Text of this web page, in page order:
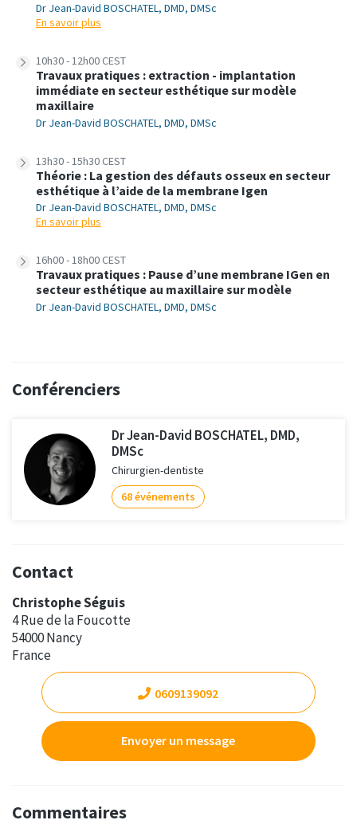
Dr Jean-David BOSCHATEL, DMD, DMSc
En savoir plus
10h30 - 12h00 CEST
Travaux pratiques : extraction - implantation
immédiate en secteur esthétique sur modèle
maxillaire
Dr Jean-David BOSCHATEL, DMD, DMSc
13h30 - 15h30 CEST
Théorie : La gestion des défauts osseux en secteur
esthétique à l’aide de la membrane Igen
Dr Jean-David BOSCHATEL, DMD, DMSc
En savoir plus
16h00 - 18h00 CEST
Travaux pratiques : Pause d’une membrane IGen en
secteur esthétique au maxillaire sur modèle
Dr Jean-David BOSCHATEL, DMD, DMSc
Conférenciers
Dr Jean-David BOSCHATEL, DMD,
DMSc
Chirurgien-dentiste
68 événements
Contact
Christophe Séguis
4 Rue de la Foucotte
54000 Nancy
France
0609139092
Envoyer un message
Commentaires